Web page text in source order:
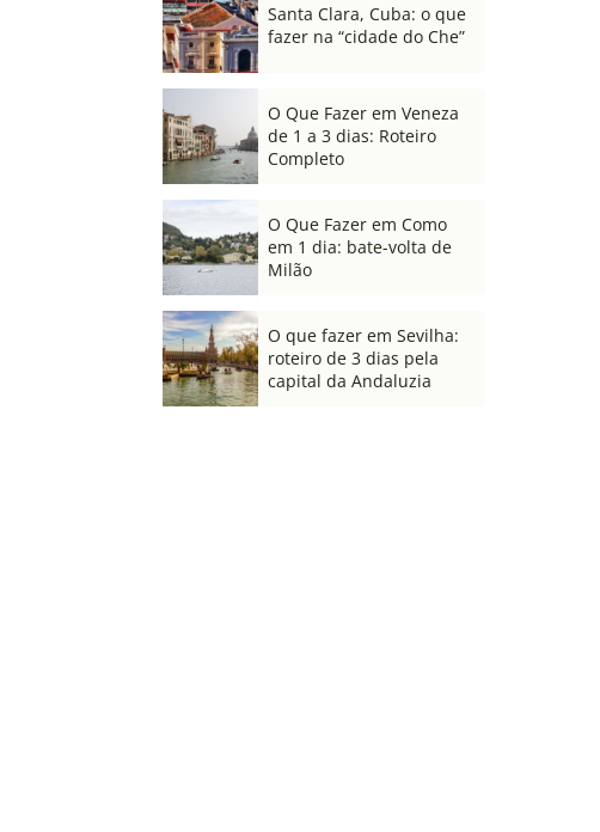
Santa Clara, Cuba: o que
fazer na “cidade do Che”
O Que Fazer em Veneza
de 1 a 3 dias: Roteiro
Completo
O Que Fazer em Como
em 1 dia: bate-volta de
Milão
O que fazer em Sevilha:
roteiro de 3 dias pela
capital da Andaluzia